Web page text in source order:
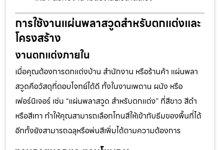
การใช้งานแผ่นพลาสวูดสำหรับตกแต่งและ
โครงสร้าง
งานตกแต่งภายใน
เมื่อคุณต้องการตกแต่งบ้าน สำนักงาน หรือร้านค้า แผ่นพลา
สวูดคือวัสดุที่ตอบโจทย์ได้ดี ทั้งในงานเพดาน ผนัง หรือ
เฟอร์นิเจอร์ เช่น “แผ่นพลาสวูด สำหรับตกแต่ง” ที่สีขาว สีดำ
หรือสีเทา ทำให้คุณสามารถเลือกโทนสีให้เข้ากับธีมของพื้นที่ได้
อีกทั้งยังสามารถฉลุหรือพ่นสีเพิ่มได้ตามความต้องการ